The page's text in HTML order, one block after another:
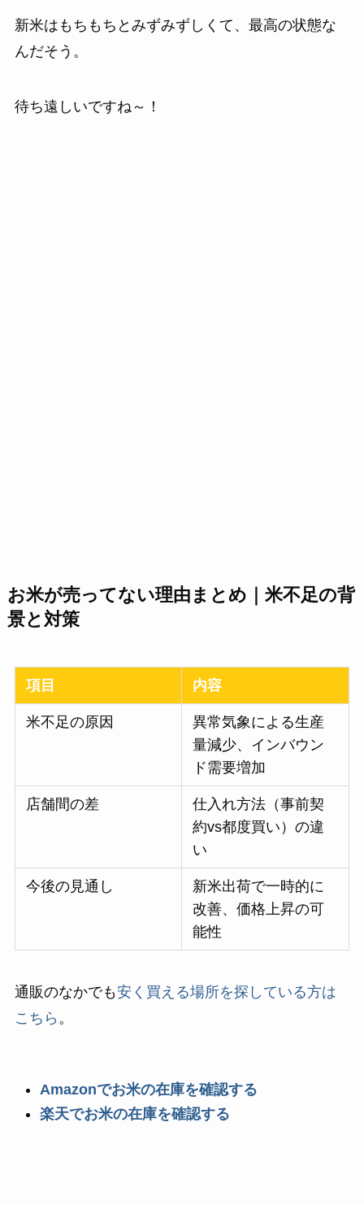
新米はもちもちとみずみずしくて、最高の状態な
んだそう。
待ち遠しいですね～！
お米が売ってない理由まとめ｜米不足の背
景と対策
項目 内容
米不足の原因
異常気象による生産
量減少、インバウン
ド需要増加
店舗間の差
仕入れ方法（事前契
約vs都度買い）の違
い
今後の見通し
新米出荷で一時的に
改善、価格上昇の可
能性
通販のなかでも安く買える場所を探している方は
こちら 。
Amazonでお米の在庫を確認する
楽天でお米の在庫を確認する